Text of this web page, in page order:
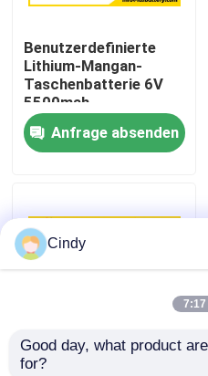
Qualitätskontrolle
Treten Sie mit uns in
Fälle
Lithium-Thionylchlorid-
Lithium-Mangan-Dioxid-
Benutzerdefinierte
Lithium-Mangan-
Taschenbatterie 6V
5500mah
Dünnzellbatterie
CP783970-2S
Batterie
Anfrage absenden
Li-MnO2 Pouch Cell
Cindy
7:17
Good day, what product
for?